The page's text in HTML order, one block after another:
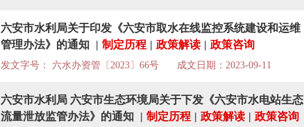
六安市水利局关于印发《六安市取水在线监控系统建设和运维
管理办法》的通知 | 制定历程 | 政策解读 | 政策咨询
发文字号： 六水办资管〔2023〕66号 成文日期：2023-09-11
六安市水利局 六安市生态环境局关于下发《六安市水电站生态
流量泄放监管办法》的通知 | 制定历程 | 政策解读 | 政策咨询